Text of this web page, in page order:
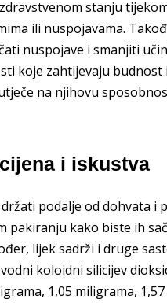
stanju
ili nuspojavama.
nuspojave i smanjiti
koje zahtijevaju
na njihovu
i iskustva
podalje od dohvata i
pakiranju kako biste ih
lijek sadrži i druge
koloidni silicijev
1,05 miligrama,